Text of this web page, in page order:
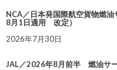
NCA／日本発国際航空貨物燃
8月1日適用 改定）
2026年7月30日
JAL／2026年8月前半 燃油サ